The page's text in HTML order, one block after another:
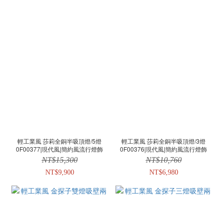
輕工業風 莎莉全銅半吸頂燈/5燈
0F00377|現代風|簡約風流行燈飾
NT$15,300
NT$9,900
輕工業風 莎莉全銅半吸頂燈/3燈
0F00376|現代風|簡約風流行燈飾
NT$10,760
NT$6,980